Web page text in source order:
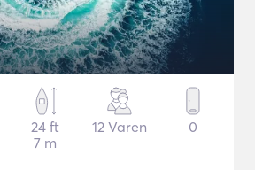
24 ft
7 m
12 Varen 0